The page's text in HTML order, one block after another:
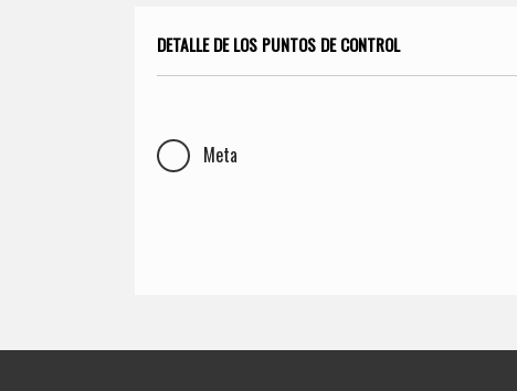
DETALLE DE LOS PUNTOS DE CONTROL
Meta